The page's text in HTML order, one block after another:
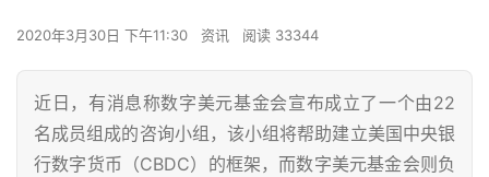
2020年3月30日 下午11:30 资讯 阅读 33344
近日，有消息称数字美元基金会宣布成立了一个由22
名成员组成的咨询小组，该小组将帮助建立美国中央银
行数字货币（CBDC）的框架，而数字美元基金会则负